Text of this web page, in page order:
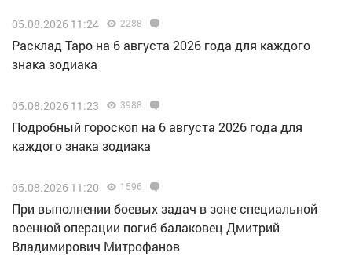
05.08.2026 11:24 2288
Расклад Таро на 6 августа 2026 года для каждого
знака зодиака
05.08.2026 11:23 3988
Подробный гороскоп на 6 августа 2026 года для
каждого знака зодиака
05.08.2026 11:20 1596
При выполнении боевых задач в зоне специальной
военной операции погиб балаковец Дмитрий
Владимирович Митрофанов